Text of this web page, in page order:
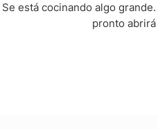
Se está cocinando algo
pronto